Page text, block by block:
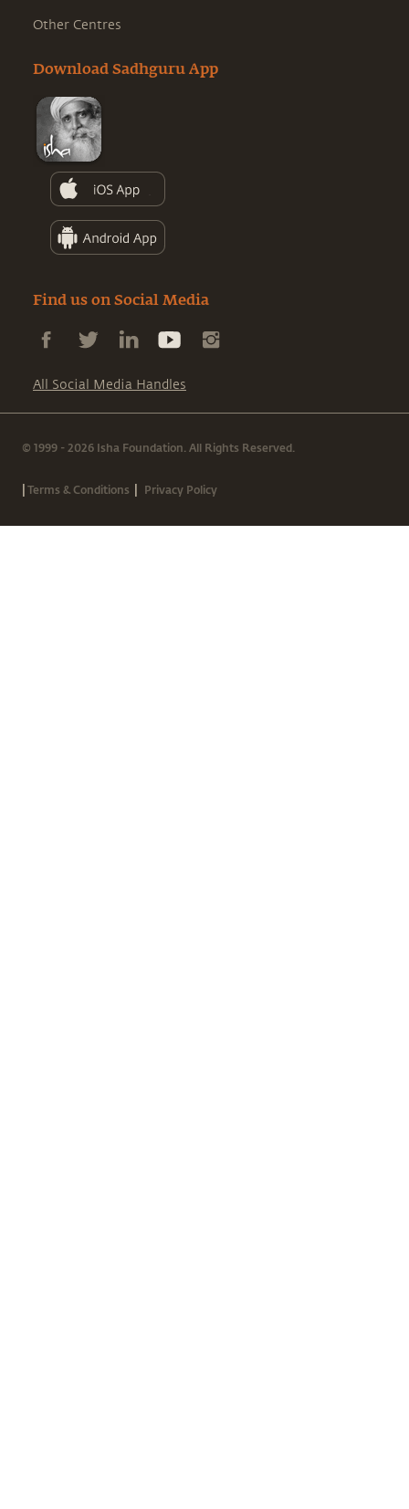
Other Centres
Download Sadhguru App
Find us on Social Media
All Social Media Handles
© 1999 - 2026 Isha Foundation. All Rights Reserved.
|Terms & Conditions | Privacy Policy